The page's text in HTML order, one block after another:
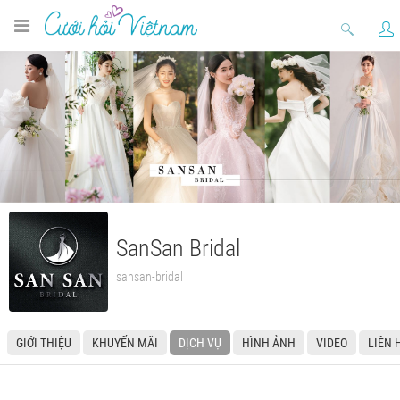
SanSan Bridal
sansan-bridal
GIỚI THIỆU KHUYẾN MÃI DỊCH VỤ HÌNH ẢNH VIDEO LIÊN